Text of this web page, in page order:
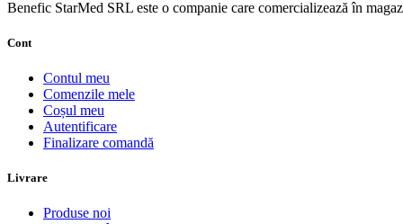
Benefic StarMed SRL este o companie care comercializează în
Cont
Contul meu
Comenzile mele
Coșul meu
Autentificare
Finalizare comandă
Livrare
Produse noi